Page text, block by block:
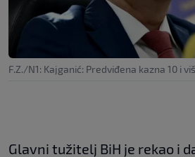
F.Z./N1: Kajganić: Predviđena kazna 10 i
Glavni tužitelj BiH je rekao i